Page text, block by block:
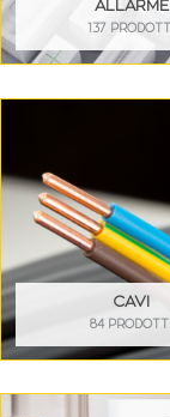
ALLARME
137 PRODOTTI
CAVI
84 PRODOTTI